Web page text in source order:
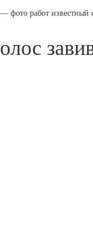
фото работ известный